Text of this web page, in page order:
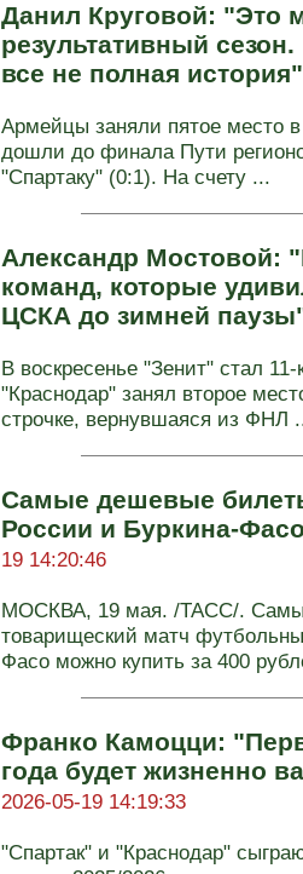
Данил Круговой: "Это
результативный
все не полная
Армейцы заняли пятое место
дошли до финала Пути
"Спартаку" (0:1). На счету ...
Александр Мостовой:
команд, которые
ЦСКА до зимней
В воскресенье "Зенит" стал
"Краснодар" занял второе
строчке, вернувшаяся из ФНЛ
Самые дешевые
России и Буркина-
19 14:20:46
МОСКВА, 19 мая. /ТАСС/.
товарищеский матч
Фасо можно купить за 400
Франко Камоцци:
года будет жизненно
2026-05-19 14:19:33
"Спартак" и "Краснодар"